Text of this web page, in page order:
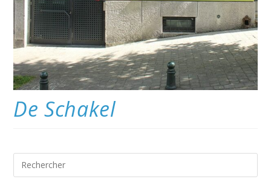
De Schakel